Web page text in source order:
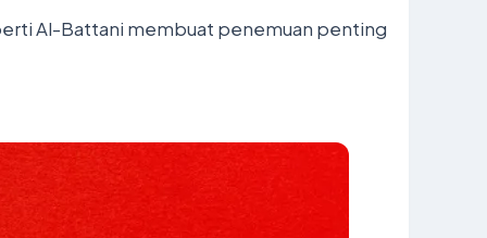
Al-Battani membuat penemuan penting